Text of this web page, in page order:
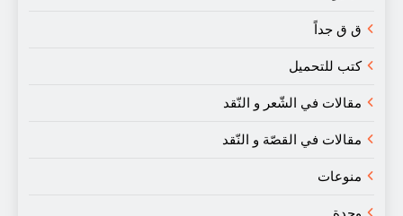
ق ق جداً
كتب للتحميل
مقالات في الشّعر و النّقد
مقالات في القصّة و النّقد
منوعات